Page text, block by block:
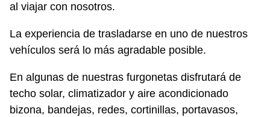
al viajar con nosotros.
La experiencia de trasladarse en uno de nuestros
vehículos será lo más agradable posible.
En algunas de nuestras furgonetas disfrutará de
techo solar, climatizador y aire acondicionado
bizona, bandejas, redes, cortinillas, portavasos,